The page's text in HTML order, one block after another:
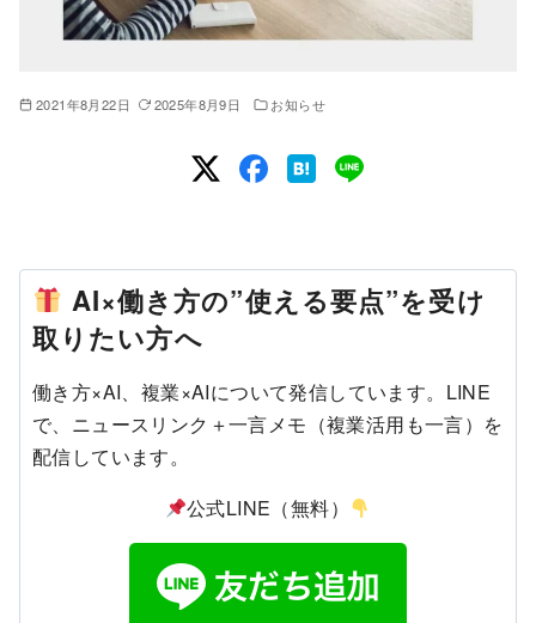
2021年8月22日 2025年8月9日 お知らせ
AI×働き方の”使える要点”を受け
取りたい方へ
働き方×AI、複業×AIについて発信しています。LINE
で、ニュースリンク＋一言メモ（複業活用も一言）を
配信しています。
公式LINE（無料）